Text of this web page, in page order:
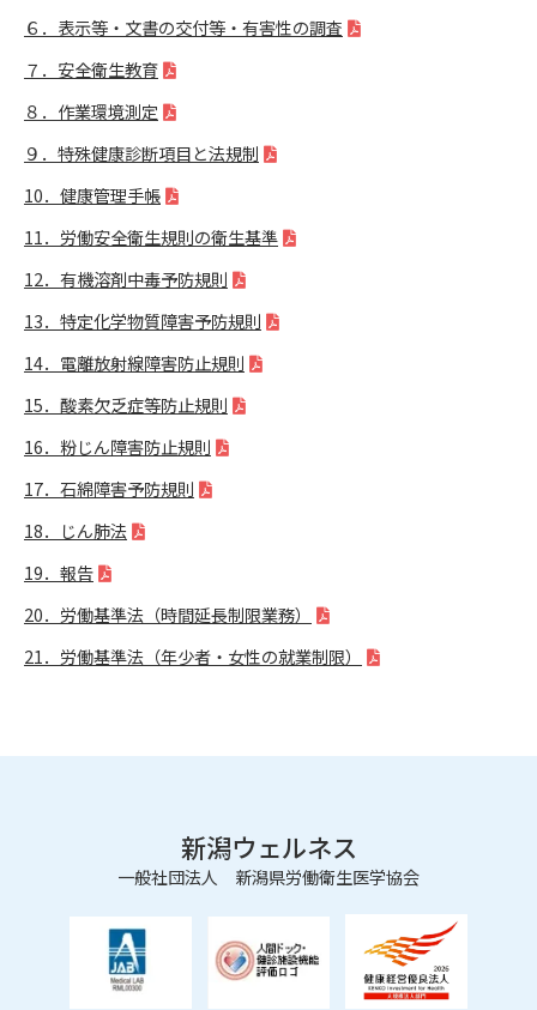
６．表示等・文書の交付等・有害性の調査
７．安全衛生教育
８．作業環境測定
９．特殊健康診断項目と法規制
10．健康管理手帳
11．労働安全衛生規則の衛生基準
12．有機溶剤中毒予防規則
13．特定化学物質障害予防規則
14．電離放射線障害防止規則
15．酸素欠乏症等防止規則
16．粉じん障害防止規則
17．石綿障害予防規則
18．じん肺法
19．報告
20．労働基準法（時間延長制限業務）
21．労働基準法（年少者・女性の就業制限）
新潟ウェルネス
一般社団法人 新潟県労働衛生医学協会